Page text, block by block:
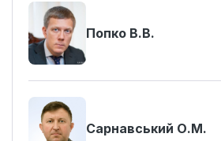
Попко В.В.
Сарнавський О.М.